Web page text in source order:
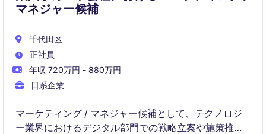
います。
マネジャー候補
千代田区
正社員
年収 720万円 - 880万円
日系企業
マーケティング / マネジャー候補として、テクノロジ
ー業界におけるデジタル部門での戦略立案や施策推進